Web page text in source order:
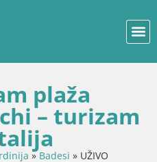
plaža
– turizam
»Badesi » UŽIVO